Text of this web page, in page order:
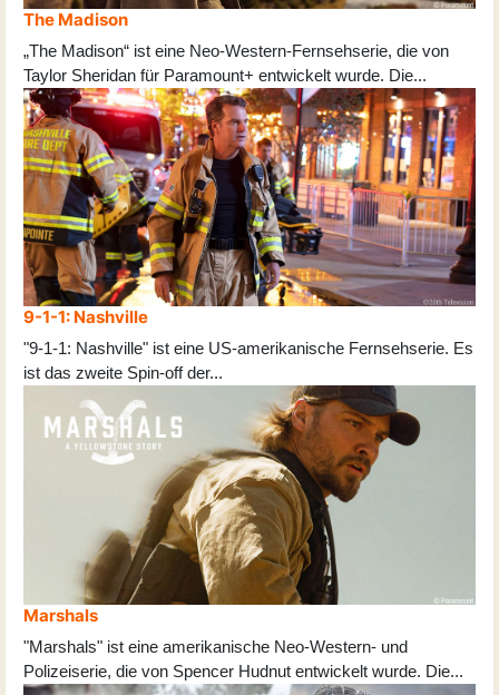
The Madison
„The Madison“ ist eine Neo-Western-Fernsehserie, die von
Taylor Sheridan für Paramount+ entwickelt wurde. Die...
9-1-1: Nashville
"9-1-1: Nashville" ist eine US-amerikanische Fernsehserie. Es
ist das zweite Spin-off der...
Marshals
"Marshals" ist eine amerikanische Neo-Western- und
Polizeiserie, die von Spencer Hudnut entwickelt wurde. Die...